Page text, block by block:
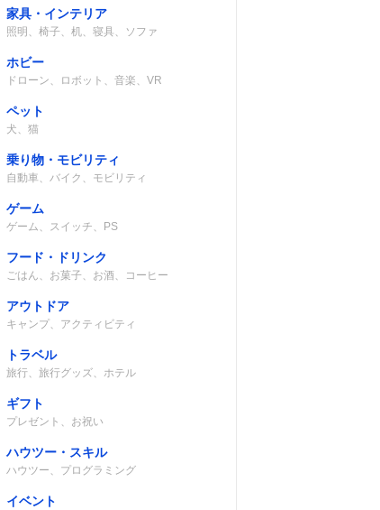
なし ファスナー式
1
1 ファスナー式
家具・インテリア
照明、椅子、机、寝具、ソファ
ホビー
ドローン、ロボット、音楽、VR
ペット
犬、猫
乗り物・モビリティ
自動車、バイク、モビリティ
ゲーム
ゲーム、スイッチ、PS
フード・ドリンク
ごはん、お菓子、お酒、コーヒー
アウトドア
キャンプ、アクティビティ
トラベル
旅行、旅行グッズ、ホテル
ギフト
プレゼント、お祝い
ハウツー・スキル
ハウツー、プログラミング
イベント